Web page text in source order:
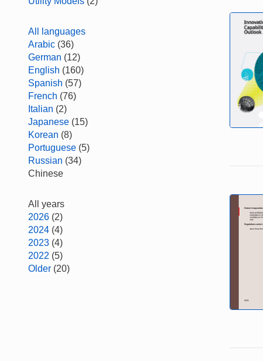
All languages
Arabic (36)
German (12)
English (160)
Spanish (57)
French (76)
Italian (2)
Japanese (15)
Korean (8)
Portuguese (5)
Russian (34)
Chinese
All years
2026 (2)
2024 (4)
2023 (4)
2022 (5)
Older (20)